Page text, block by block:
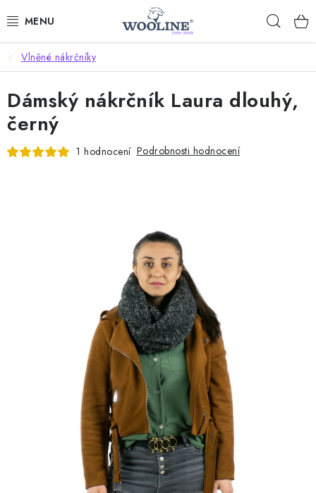
na
AKCE %
DÁRKOVÉ POUKAZY
OBLEČENÍ
Hodnocení obchodu
Kontakty
FAQ
Vlněné nákrčníky
Dámský nákrčník Laura dlouhý,
černý
1 hodnocení Podrobnosti hodnocení